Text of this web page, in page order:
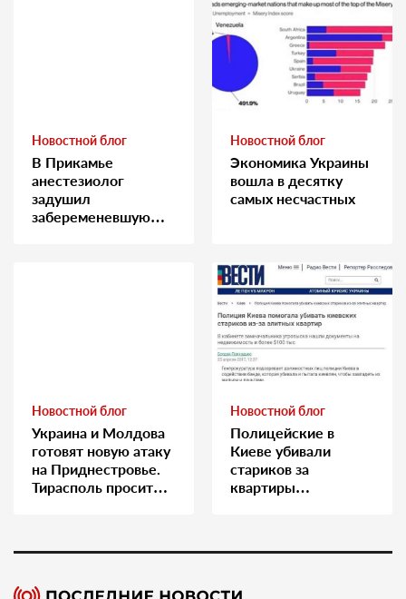
Новостной блог
В Прикамье
анестезиолог
задушил
забеременевшую
Новостной блог
Экономика Украины
вошла в десятку
самых несчастных
Новостной блог
Украина и Молдова
готовят новую атаку
на Приднестровье.
Тирасполь просит
Новостной блог
Полицейские в
Киеве убивали
стариков за
квартиры…